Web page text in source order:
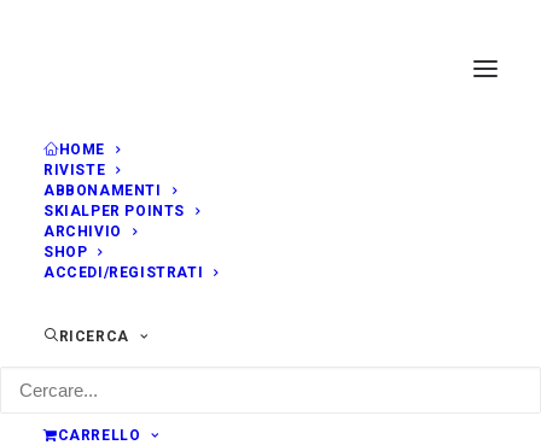
HOME
RIVISTE
ABBONAMENTI
SKIALPER POINTS
ARCHIVIO
SHOP
ACCEDI/REGISTRATI
RICERCA
CARRELLO